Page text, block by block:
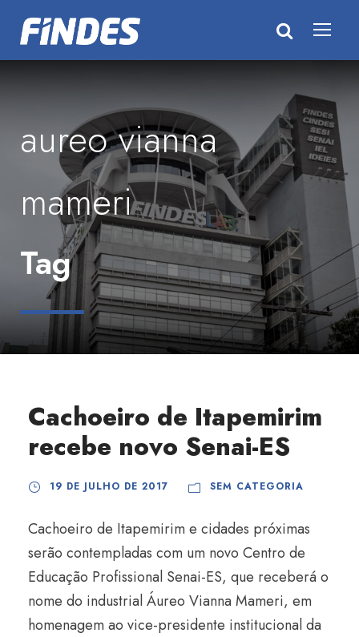
aureo vianna
mameri
Tag
Cachoeiro de Itapemirim
recebe novo Senai-ES
19 DE JULHO DE 2017 SEM CATEGORIA
Cachoeiro de Itapemirim e cidades próximas
serão contempladas com um novo Centro de
Educação Profissional Senai-ES, que receberá o
nome do industrial Áureo Vianna Mameri, em
homenagem ao vice-presidente institucional da